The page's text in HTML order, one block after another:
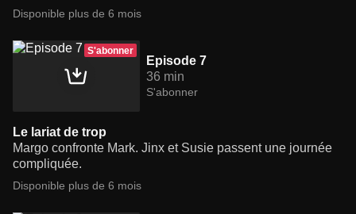
Disponible plus de 6 mois
S'abonner
Episode 7
36 min
S'abonner
Le lariat de trop
Margo confronte Mark. Jinx et Susie passent une journée
compliquée.
Disponible plus de 6 mois